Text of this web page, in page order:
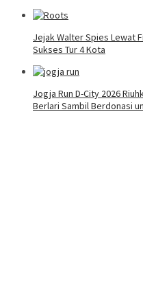
Jejak Walter Spies Lewat
Sukses Tur 4 Kota
Jogja Run D-City 2026
Berlari Sambil Berdonasi